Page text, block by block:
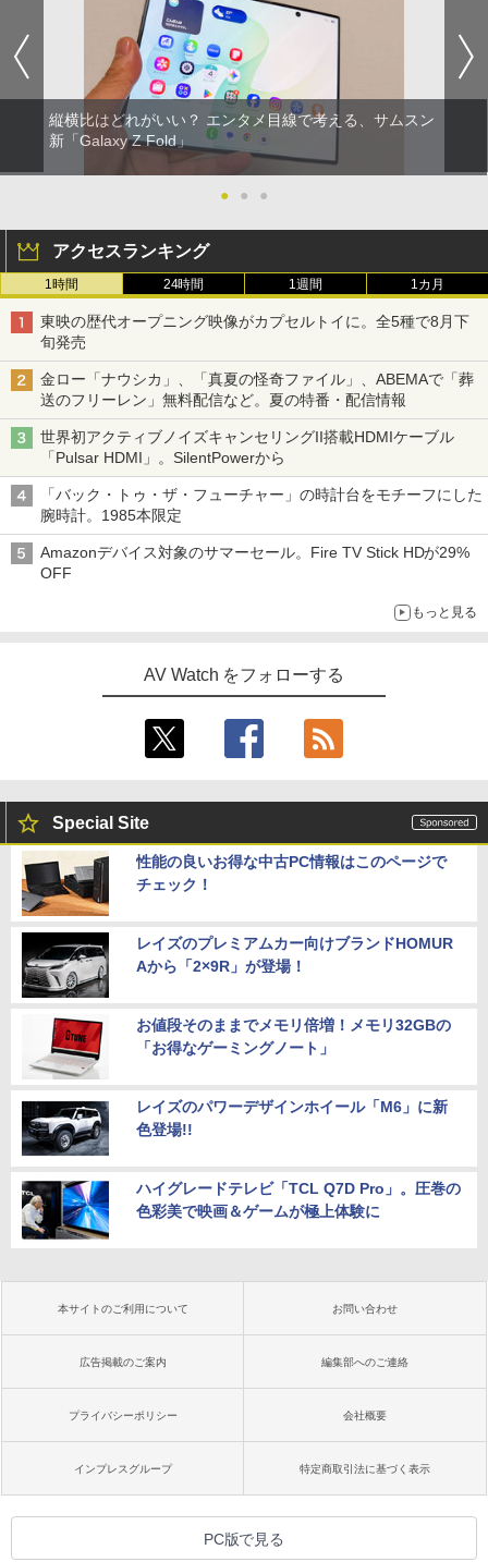
縦横比はどれがいい？ エンタメ目線で考える、サムスン
新「Galaxy Z Fold」
● ● ●
アクセスランキング
1時間 24時間 1週間 1カ月
東映の歴代オープニング映像がカプセルトイに。全5種で8月下
旬発売
金ロー「ナウシカ」、「真夏の怪奇ファイル」、ABEMAで「葬
送のフリーレン」無料配信など。夏の特番・配信情報
世界初アクティブノイズキャンセリングII搭載HDMIケーブル
「Pulsar HDMI」。SilentPowerから
「バック・トゥ・ザ・フューチャー」の時計台をモチーフにした
腕時計。1985本限定
Amazonデバイス対象のサマーセール。Fire TV Stick HDが29%
OFF
もっと見る
AV Watch をフォローする
Special Site
性能の良いお得な中古PC情報はこのページで
チェック！
レイズのプレミアムカー向けブランドHOMUR
Aから「2×9R」が登場！
お値段そのままでメモリ倍増！メモリ32GBの
「お得なゲーミングノート」
レイズのパワーデザインホイール「M6」に新
色登場!!
ハイグレードテレビ「TCL Q7D Pro」。圧巻の
色彩美で映画＆ゲームが極上体験に
本サイトのご利用について お問い合わせ
広告掲載のご案内 編集部へのご連絡
プライバシーポリシー 会社概要
インプレスグループ 特定商取引法に基づく表示
PC版で見る